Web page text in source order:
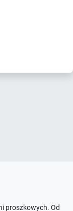
proszkowych. Od